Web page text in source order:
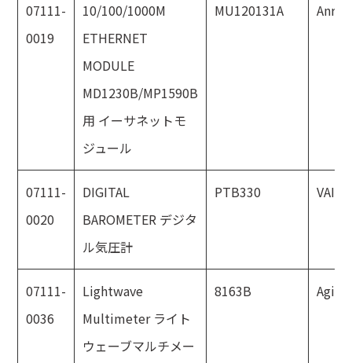
07111-
0019
10/100/1000M
ETHERNET
MODULE
MD1230B/MP1590B
用 イーサネットモ
ジュール
MU120131A
07111-
0020
DIGITAL
BAROMETER デジタ
ル気圧計
PTB330
07111-
0036
Lightwave
Multimeter ライト
ウェーブマルチメー
8163B